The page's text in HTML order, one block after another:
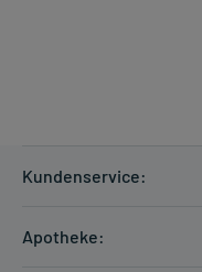
Kundenservice:
Apotheke: